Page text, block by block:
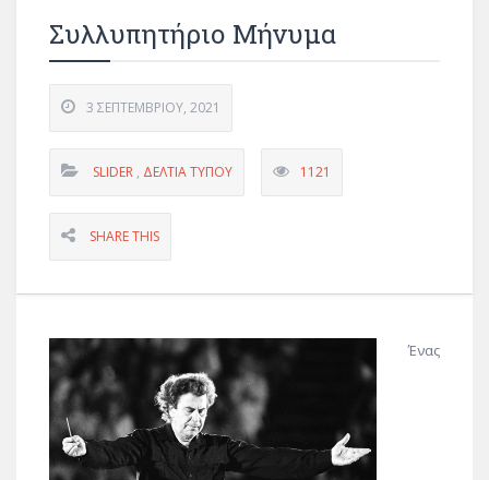
Συλλυπητήριο Μήνυμα
3 ΣΕΠΤΕΜΒΡΊΟΥ, 2021
SLIDER , ΔΕΛΤΊΑ ΤΎΠΟΥ 1121
SHARE THIS
Ένας